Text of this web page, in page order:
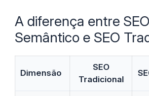
A diferença entre SEO
Semântico e SEO
Dimensão
SEO
Tradicional